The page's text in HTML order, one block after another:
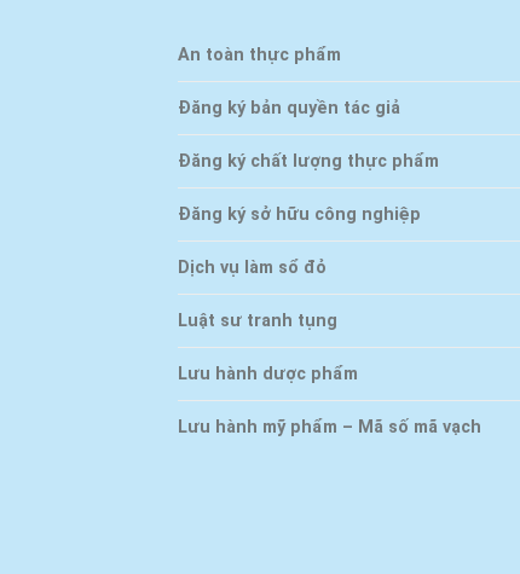
An toàn thực phẩm
Đăng ký bản quyền tác giả
Đăng ký chất lượng thực phẩm
Đăng ký sở hữu công nghiệp
Dịch vụ làm sổ đỏ
Luật sư tranh tụng
Lưu hành dược phẩm
Lưu hành mỹ phẩm – Mã số mã vạch